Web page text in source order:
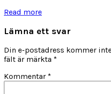
Read more
Lämna ett svar
Din e-postadress kommer
fält är märkta *
Kommentar *